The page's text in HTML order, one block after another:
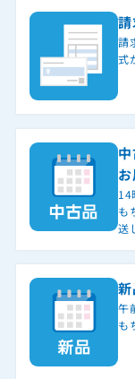
請
請
式
14
も
送
新
午
も